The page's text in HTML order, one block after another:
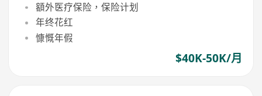
額外医疗保险，保险计划
年终花红
慷慨年假
$40K-50K/月